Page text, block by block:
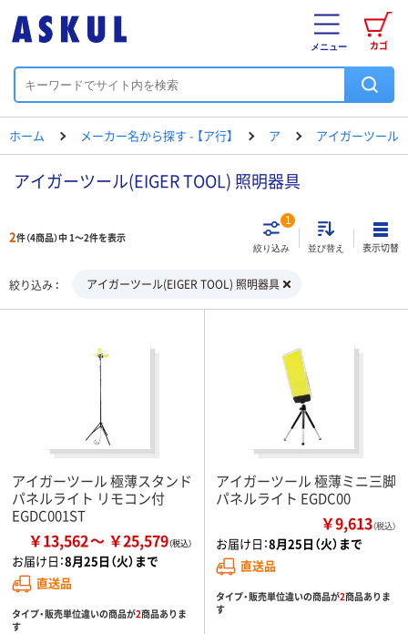
カゴ
メニュー
ホーム メーカー名から探す - 【ア行】 ア アイガーツール
アイガーツール(EIGER TOOL) 照明器具
2件（4商品）中 1～2件を表示
絞り込み
1
並び替え 表示切替
絞り込み アイガーツール(EIGER TOOL) 照明器具
アイガーツール 極薄スタンド
パネルライト リモコン付
EGDC001ST
￥13,562 ￥25,579
お届け日：8月25日（火）まで
直送品
タイプ・販売単位違いの商品が2商品ありま
す
アイガーツール 極薄ミニ三脚
パネルライト EGDC00
￥9,613（税込）
お届け日：8月25日（火）まで
直送品
タイプ・販売単位違いの商品が2商品ありま
す